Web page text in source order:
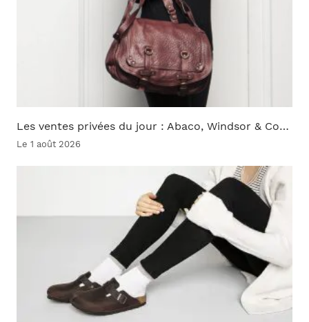
Les ventes privées du jour : Abaco, Windsor & Co…
Le 1 août 2026